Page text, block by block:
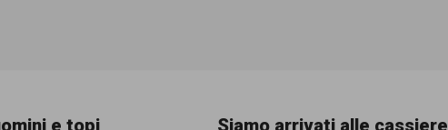
e topi
Siamo arrivati alle cassiere